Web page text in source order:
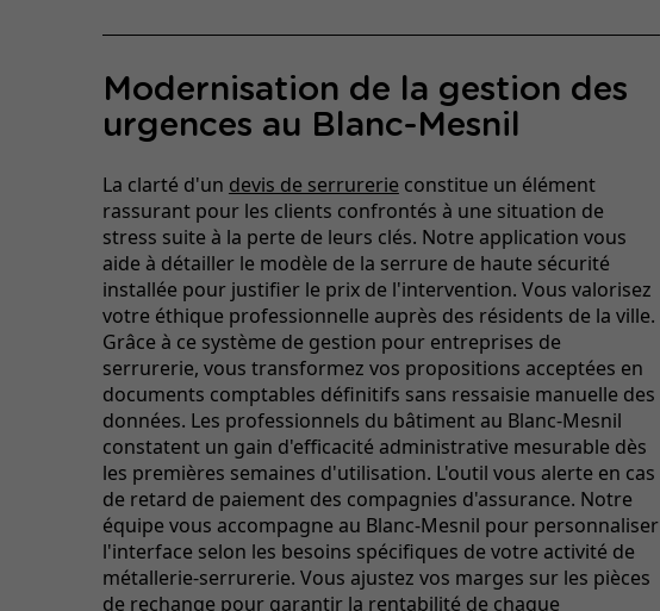
Modernisation de la gestion des
urgences au Blanc-Mesnil
La clarté d'un devis de serrurerie constitue un élément
rassurant pour les clients confrontés à une situation de
stress suite à la perte de leurs clés. Notre application vous
aide à détailler le modèle de la serrure de haute sécurité
installée pour justifier le prix de l'intervention. Vous valorisez
votre éthique professionnelle auprès des résidents de la ville.
Grâce à ce système de gestion pour entreprises de
serrurerie, vous transformez vos propositions acceptées en
documents comptables définitifs sans ressaisie manuelle des
données. Les professionnels du bâtiment au Blanc-Mesnil
constatent un gain d'efficacité administrative mesurable dès
les premières semaines d'utilisation. L'outil vous alerte en cas
de retard de paiement des compagnies d'assurance. Notre
équipe vous accompagne au Blanc-Mesnil pour personnaliser
l'interface selon les besoins spécifiques de votre activité de
métallerie-serrurerie. Vous ajustez vos marges sur les pièces
de rechange pour garantir la rentabilité de chaque